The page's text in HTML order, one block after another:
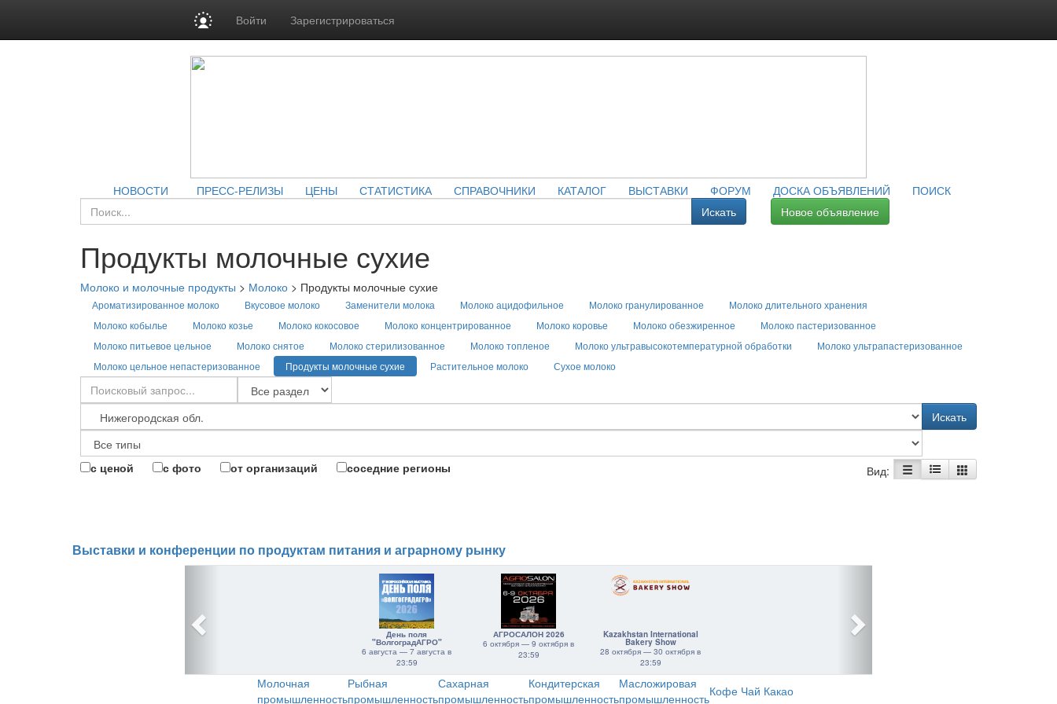
Войти Зарегистрироваться
НОВОСТИ ПРЕСС-РЕЛИЗЫ ЦЕНЫ СТАТИСТИКА СПРАВОЧНИКИ КАТАЛОГ ВЫСТАВКИ ФОРУМ ДОСКА ОБЪЯВЛЕНИЙ
ПОИСК
Искать
Новое объявление
Продукты молочные сухие
Молоко и молочные продукты > Молоко > Продукты молочные сухие
Ароматизированное молоко Вкусовое молоко Заменители молока Молоко ацидофильное Молоко гранулированное
Молоко длительного хранения
Молоко кобылье
Молоко козье Молоко кокосовое Молоко концентрированное Молоко коровье Молоко обезжиренное
Молоко пастеризованное
Молоко питьевое цельное
Молоко снятое Молоко стерилизованное Молоко топленое Молоко ультравысокотемпературной обработки
Молоко ультрапастеризованное
Молоко цельное непастеризованное
Продукты молочные сухие Растительное молоко Сухое молоко
Искать
с ценой с фото от организаций соседние регионы Вид:
Выставки и конференции по продуктам питания и аграрному рынку
День поля
"ВолгоградАГРО"
6 августа — 7 августа в
23:59
АГРОСАЛОН 2026
6 октября — 9 октября в
23:59
Kazakhstan International
Bakery Show
28 октября — 30 октября в
23:59
Молочная
промышленность
Рыбная
промышленность
Сахарная
промышленность
Кондитерская
промышленность
Масложировая
промышленностьКофе Чай Какао